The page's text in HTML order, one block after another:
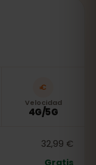
Velocidad
4G/5G
32,99 €
Gratis